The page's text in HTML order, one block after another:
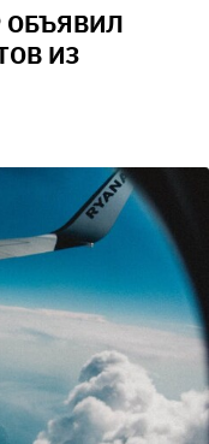
ОБЪЯВИЛ
ИЗ